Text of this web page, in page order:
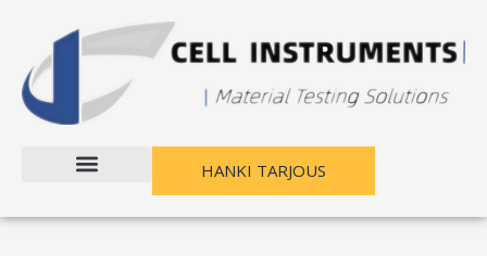
sisältöön
HANKI TARJOUS